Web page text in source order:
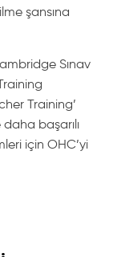
şansına
Sınav
Training’
başarılı
için OHC’yi